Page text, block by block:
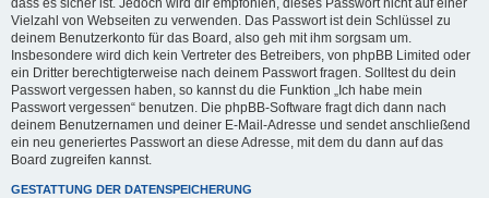
dass es sicher ist. Jedoch wird dir empfohlen, dieses Passwort nicht auf einer
Vielzahl von Webseiten zu verwenden. Das Passwort ist dein Schlüssel zu
deinem Benutzerkonto für das Board, also geh mit ihm sorgsam um.
Insbesondere wird dich kein Vertreter des Betreibers, von phpBB Limited oder
ein Dritter berechtigterweise nach deinem Passwort fragen. Solltest du dein
Passwort vergessen haben, so kannst du die Funktion „Ich habe mein
Passwort vergessen“ benutzen. Die phpBB-Software fragt dich dann nach
deinem Benutzernamen und deiner E-Mail-Adresse und sendet anschließend
ein neu generiertes Passwort an diese Adresse, mit dem du dann auf das
Board zugreifen kannst.
GESTATTUNG DER DATENSPEICHERUNG